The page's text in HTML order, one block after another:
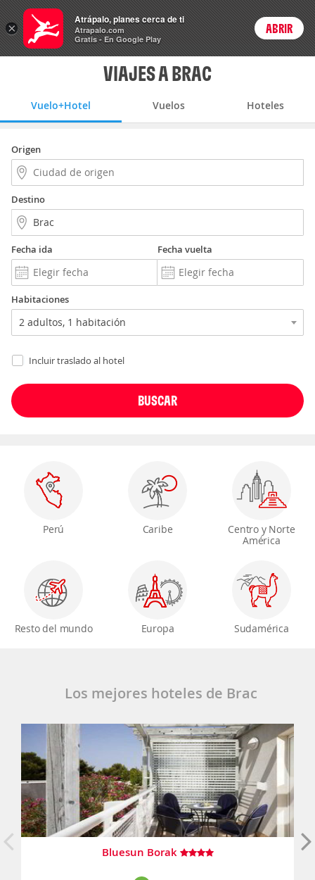
Vuelo+Hotel Login
VIAJES A BRAC
Vuelo+Hotel Vuelos Hoteles
Origen
Destino
Fecha ida Fecha vuelta
Habitaciones
Incluir traslado al hotel
Perú Caribe
Centro y Norte
América
Resto del mundo Europa Sudamérica
Los mejores hoteles de Brac
Bluesun Borak
×
Atrápalo, planes cerca de ti
Atrapalo.com
Gratis - En Google Play
ABRIR